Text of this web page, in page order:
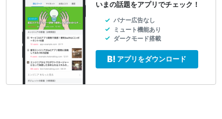
いまの話題をアプリでチェック！
バナー広告なし
ミュート機能あり
ダークモード搭載
アプリをダウンロード